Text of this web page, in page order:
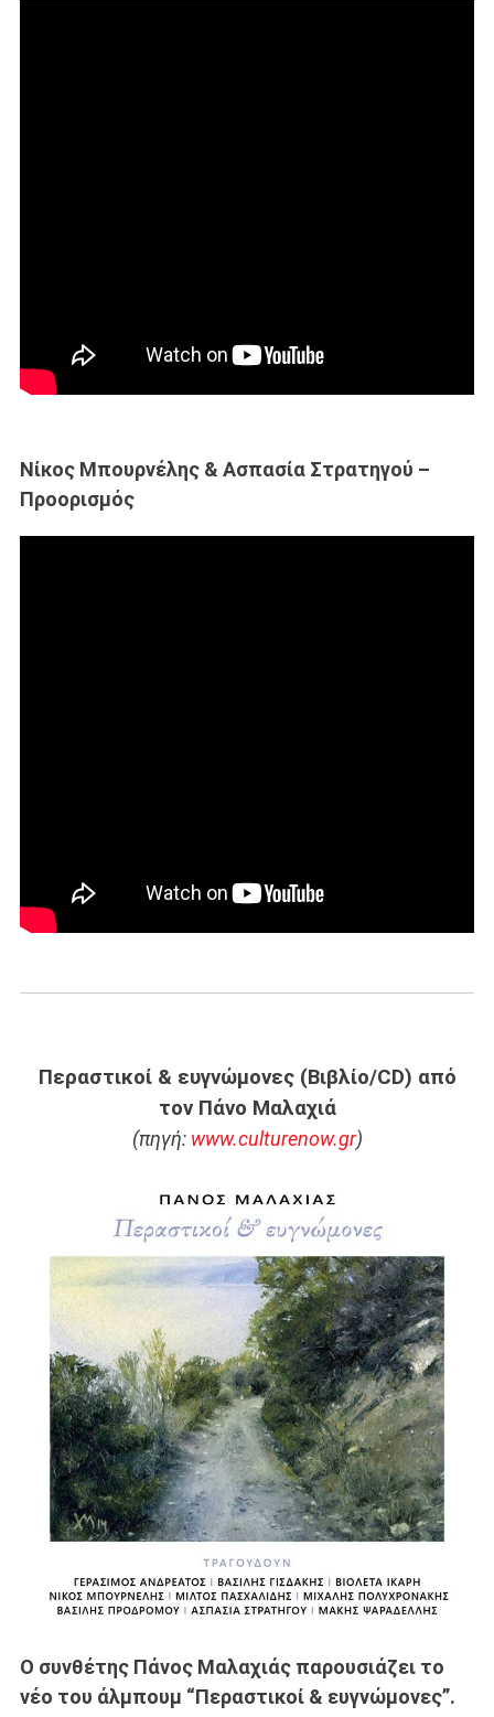
Νίκος Μπουρνέλης & Ασπασία Στρατηγού –
Προορισμός
Περαστικοί & ευγνώμονες (Βιβλίο/CD) από
τον Πάνο Μαλαχιά
(πηγή: www.culturenow.gr)
Ο συνθέτης Πάνος Μαλαχιάς παρουσιάζει το
νέο του άλμπουμ “Περαστικοί & ευγνώμονες”.